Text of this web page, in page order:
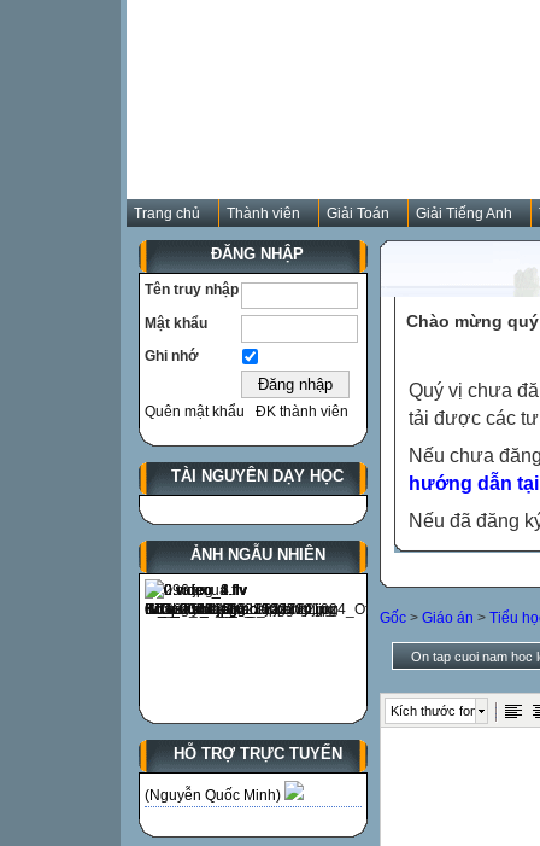
Trang chủ Thành viên Giải Toán Giải Tiếng Anh
ĐĂNG NHẬP
Tên truy nhập
Mật khẩu
Ghi nhớ
Quên mật khẩu ĐK thành viên
TÀI NGUYÊN DẠY HỌC
ẢNH NGẪU NHIÊN
HỖ TRỢ TRỰC TUYẾN
(Nguyễn Quốc Minh)
Chào mừng
Quý vị chưa
tải được các
Nếu chưa
hướng dẫn
Nếu đã đăng
Gốc > Giáo án > Tiểu
On tap cuoi nam hoc
Kích thước font